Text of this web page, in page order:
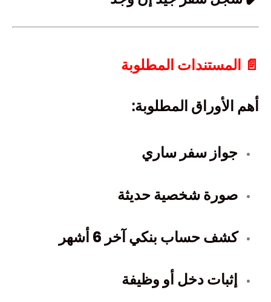
📄 المستندات المطلوبة
أهم الأوراق المطلوبة:
جواز سفر ساري
صورة شخصية حديثة
كشف حساب بنكي آخر 6 أشهر
إثبات دخل أو وظيفة